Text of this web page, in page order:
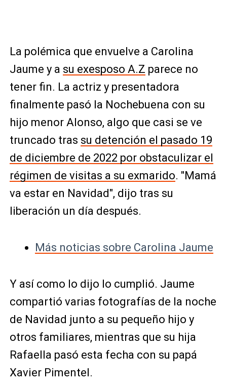
La polémica que envuelve a Carolina
Jaume y a su exesposo A.Z parece no
tener fin. La actriz y presentadora
finalmente pasó la Nochebuena con su
hijo menor Alonso, algo que casi se ve
truncado tras su detención el pasado 19
de diciembre de 2022 por obstaculizar el
régimen de visitas a su exmarido. "Mamá
va estar en Navidad", dijo tras su
liberación un día después.
Más noticias sobre Carolina Jaume
Y así como lo dijo lo cumplió. Jaume
compartió varias fotografías de la noche
de Navidad junto a su pequeño hijo y
otros familiares, mientras que su hija
Rafaella pasó esta fecha con su papá
Xavier Pimentel.